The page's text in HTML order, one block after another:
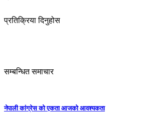
प्रतिक्रिया दिनुहोस
सम्बन्धित समाचार
नेपाली कांग्रेस को एकता आजको आवश्यकता